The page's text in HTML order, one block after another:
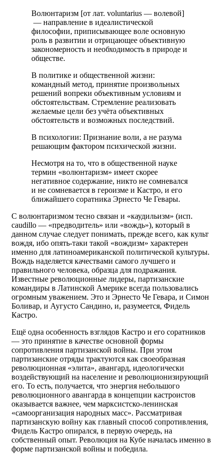
Волюнтаризм [от лат. voluntarius — волевой]
— направление в идеалистической
философии, приписывающее воле основную
роль в развитии и отрицающее объективную
закономерность и необходимость в природе и
обществе.
В политике и общественной жизни:
командный метод, принятие произвольных
решений вопреки объективным условиям и
обстоятельствам. Стремление реализовать
желаемые цели без учёта объективных
обстоятельств и возможных последствий.
В психологии: Признание воли, а не разума
решающим фактором психической жизни.
Несмотря на то, что в общественной науке
термин «волюнтаризм» имеет скорее
негативное содержание, никто не сомневался
и не сомневается в героизме и Кастро, и его
ближайшего соратника Эрнесто Че Гевары.
С волюнтаризмом тесно связан и «каудильизм» (исп.
caudillo — «предводитель» или «вождь»), который в
данном случае следует понимать, прежде всего, как культ
вождя, ибо опять-таки такой «вождизм» характерен
именно для латиноамериканской политической культуры.
Вождь наделяется качествами самого лучшего и
правильного человека, образца для подражания.
Известные революционные лидеры, партизанские
командиры в Латинской Америке всегда пользовались
огромным уважением. Это и Эрнесто Че Гевара, и Симон
Боливар, и Аугусто Сандино, и, разумеется, Фидель
Кастро.
Ещё одна особенность взглядов Кастро и его соратников
— это принятие в качестве основной формы
сопротивления партизанской войны. При этом
партизанские отряды трактуются как своеобразная
революционная «элита», авангард, идеологически
воздействующий на население и революционизирующий
его. То есть, получается, что энергия небольшого
революционного авангарда в концепции кастроистов
оказывается важнее, чем марксистско-ленинская
«самоорганизация народных масс». Рассматривая
партизанскую войну как главный способ сопротивления,
Фидель Кастро опирался, в первую очередь, на
собственный опыт. Революция на Кубе началась именно в
форме партизанской войны и победила.